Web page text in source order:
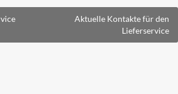
Aktuelle Kontakte für den
Lieferservice